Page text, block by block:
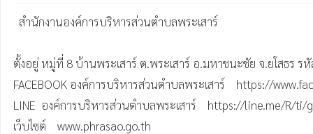
ตั้งอยู่ หมู่ที่ 8 บ้านพระเสาร์ ต.พระเสาร์ อ.มหาชนะชัย จ.ยโสธร ร
FACEBOOK องค์การบริหารส่วนตำบลพระเสาร์    https://
LINE  องค์การบริหารส่วนตำบลพระเสาร์    https://line.me/R/
เว็บไซต์    www.phrasao.go.th